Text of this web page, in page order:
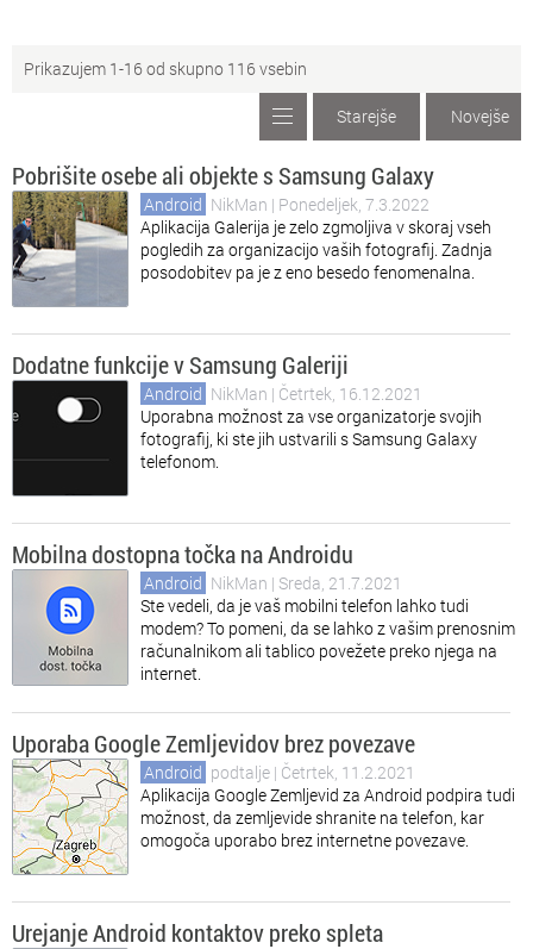
Prikazujem 1-16 od skupno 116 vsebin
Novejše
Starejše
Pobrišite osebe ali objekte s Samsung Galaxy
Android NikMan | Ponedeljek, 7.3.2022
Aplikacija Galerija je zelo zgmoljiva v skoraj vseh
pogledih za organizacijo vaših fotografij. Zadnja
posodobitev pa je z eno besedo fenomenalna.
Dodatne funkcije v Samsung Galeriji
Android NikMan | Četrtek, 16.12.2021
Uporabna možnost za vse organizatorje svojih
fotografij, ki ste jih ustvarili s Samsung Galaxy
telefonom.
Mobilna dostopna točka na Androidu
Android NikMan | Sreda, 21.7.2021
Ste vedeli, da je vaš mobilni telefon lahko tudi
modem? To pomeni, da se lahko z vašim prenosnim
računalnikom ali tablico povežete preko njega na
internet.
Uporaba Google Zemljevidov brez povezave
Android podtalje | Četrtek, 11.2.2021
Aplikacija Google Zemljevid za Android podpira tudi
možnost, da zemljevide shranite na telefon, kar
omogoča uporabo brez internetne povezave.
Urejanje Android kontaktov preko spleta